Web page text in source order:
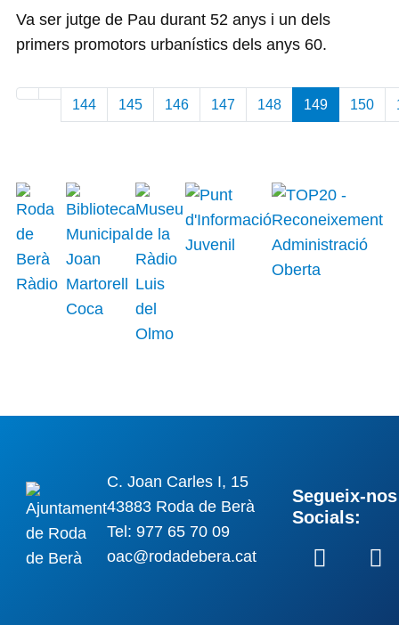
Va ser jutge de Pau durant 52 anys i un dels
primers promotors urbanístics dels anys 60.
144 145 146 147 148 149 150
C. Joan Carles I, 15
43883 Roda de Berà
Tel: 977 65 70 09
oac@rodadebera.cat
Segueix-
Socials: